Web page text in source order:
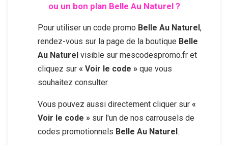
ou un bon plan Belle Au Naturel?
Pour utiliser un code promo Belle Au Naturel,
rendez-vous sur la page de la boutique Belle
Au Naturel visible sur mescodespromo.fr et
cliquez sur « Voir le code » que vous
souhaitez consulter.
Vous pouvez aussi directement cliquer sur «
Voir le code » sur l'un de nos carrousels de
codes promotionnels Belle Au Naturel.